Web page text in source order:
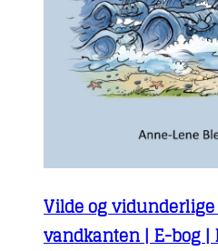
Vilde og
vandkanten | E-bog |